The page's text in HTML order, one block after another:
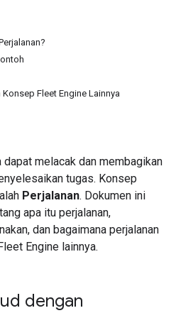
Fleet Engine Lainnya
dapat melacak dan membagikan
tugas. Konsep
Perjalanan. Dokumen ini
apa itu perjalanan,
dan bagaimana perjalanan
Engine lainnya.
dengan